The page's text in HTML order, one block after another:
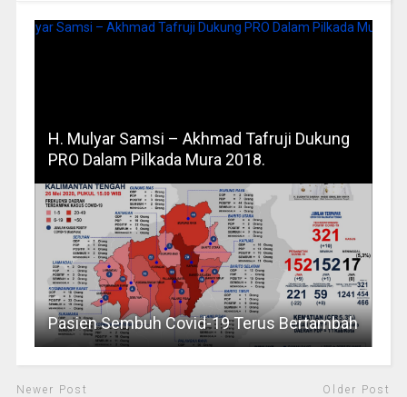
H. Mulyar Samsi – Akhmad Tafruji Dukung
PRO Dalam Pilkada Mura 2018.
Pasien Sembuh Covid-19 Terus Bertambah
Newer Post Older Post